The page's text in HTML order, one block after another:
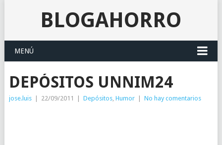
BLOGAHORRO
MENÚ
DEPÓSITOS UNNIM24
jose.luis 22/09/2011 Depósitos, Humor No hay comentarios